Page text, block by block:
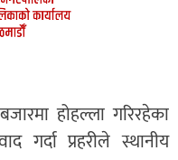
होहल्ला गरिरहेका
गर्दा प्रहरीले स्थानीय